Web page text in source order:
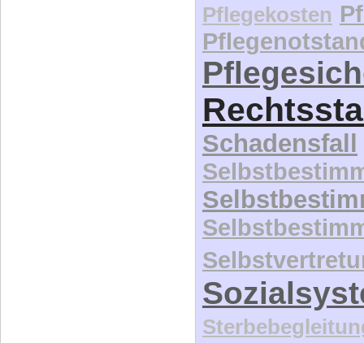
Pflegekosten
Schadensfall